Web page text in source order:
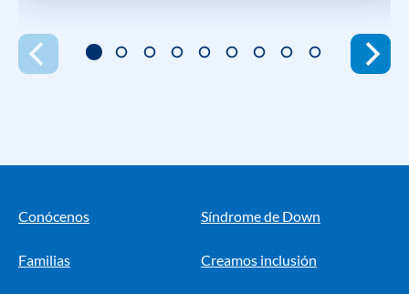
Conócenos Síndrome de Down
Familias Creamos inclusión